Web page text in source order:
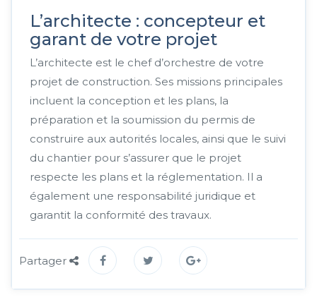
L’architecte : concepteur et
garant de votre projet
L’architecte est le chef d’orchestre de votre
projet de construction. Ses missions principales
incluent la conception et les plans, la
préparation et la soumission du permis de
construire aux autorités locales, ainsi que le suivi
du chantier pour s’assurer que le projet
respecte les plans et la réglementation. Il a
également une responsabilité juridique et
garantit la conformité des travaux.
Partager